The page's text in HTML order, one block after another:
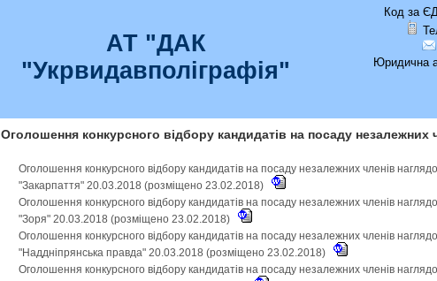
АТ "ДАК
"Укрвидавполіграфія"
Код за
Юридична
Оголошення конкурсного відбору кандидатів на посаду незалежних
Оголошення конкурсного відбору кандидатів на посаду незалежних членів
"Закарпаття" 20.03.2018 (розміщено 23.02.2018)
Оголошення конкурсного відбору кандидатів на посаду незалежних членів
"Зоря" 20.03.2018 (розміщено 23.02.2018)
Оголошення конкурсного відбору кандидатів на посаду незалежних членів
"Наддніпрянська правда" 20.03.2018 (розміщено 23.02.2018)
Оголошення конкурсного відбору кандидатів на посаду незалежних членів